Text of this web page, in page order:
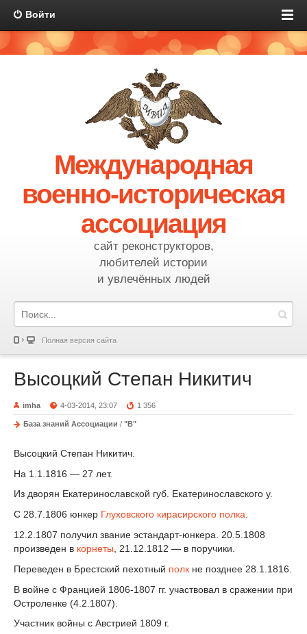
Войти
Международная
военно-историческая
ассоциация
сайт реконструкторов,
любителей истории
и увлечённых людей
Полная версия сайта
Высоцкий Степан Никитич
imha 4-03-2014, 23:07 1 356
База знаний Ассоциации / "В"
Высоцкий Степан Никитич.
На 1.1.1816 — 27 лет.
Из дворян Екатеринославской губ. Екатеринославского у.
С 28.7.1806 юнкер Глуховского кирасирского полка
12.2.1807 получил звание эстандарт-юнкера. 20.5.1808
произведен в корнеты , 21.12.1812 — в поручики.
Переведен в Брестский пехотный полк не позднее 28.1.1816.
В войне с Францией 1806-1807 гг. участвовал в сражении при
Остроленке (4.2.1807).
Участник войны с Австрией 1809 г.